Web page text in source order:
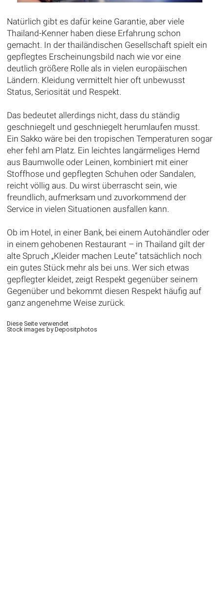
Natürlich gibt es dafür keine Garantie, aber viele
Thailand-Kenner haben diese Erfahrung schon
gemacht. In der thailändischen Gesellschaft spielt ein
gepflegtes Erscheinungsbild nach wie vor eine
deutlich größere Rolle als in vielen europäischen
Ländern. Kleidung vermittelt hier oft unbewusst
Status, Seriosität und Respekt.
Das bedeutet allerdings nicht, dass du ständig
geschniegelt und geschniegelt herumlaufen musst.
Ein Sakko wäre bei den tropischen Temperaturen sogar
eher fehl am Platz. Ein leichtes langärmeliges Hemd
aus Baumwolle oder Leinen, kombiniert mit einer
Stoffhose und gepflegten Schuhen oder Sandalen,
reicht völlig aus. Du wirst überrascht sein, wie
freundlich, aufmerksam und zuvorkommend der
Service in vielen Situationen ausfallen kann.
Ob im Hotel, in einer Bank, bei einem Autohändler oder
in einem gehobenen Restaurant – in Thailand gilt der
alte Spruch „Kleider machen Leute“ tatsächlich noch
ein gutes Stück mehr als bei uns. Wer sich etwas
gepflegter kleidet, zeigt Respekt gegenüber seinem
Gegenüber und bekommt diesen Respekt häufig auf
ganz angenehme Weise zurück.
Diese Seite verwendet
Stock images by Depositphotos